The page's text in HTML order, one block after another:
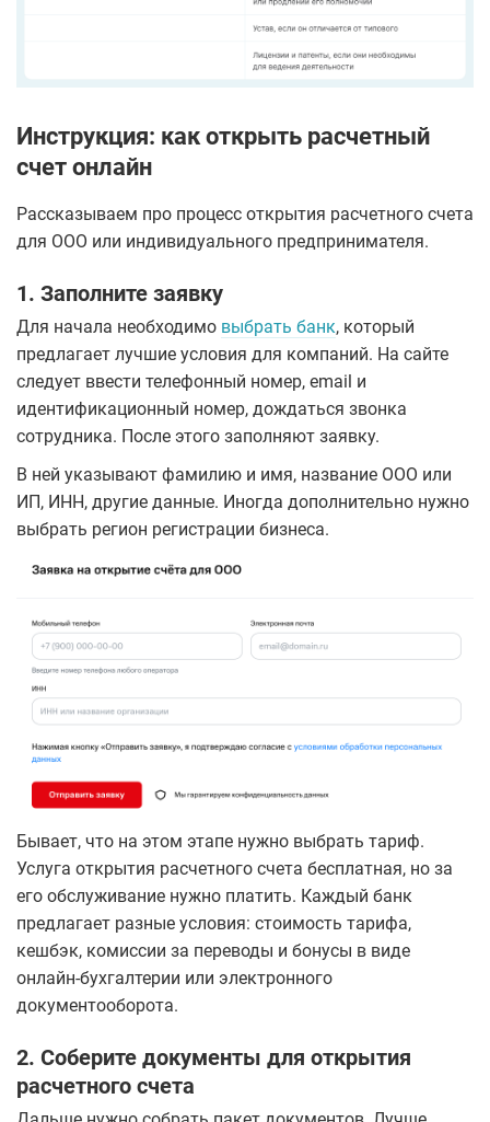
Инструкция: как открыть расчетный
счет онлайн
Рассказываем про процесс открытия расчетного счета
для ООО или индивидуального предпринимателя.
1. Заполните заявку
Для начала необходимо выбрать банк, который
предлагает лучшие условия для компаний. На сайте
следует ввести телефонный номер, email и
идентификационный номер, дождаться звонка
сотрудника. После этого заполняют заявку.
В ней указывают фамилию и имя, название ООО или
ИП, ИНН, другие данные. Иногда дополнительно нужно
выбрать регион регистрации бизнеса.
Бывает, что на этом этапе нужно выбрать тариф.
Услуга открытия расчетного счета бесплатная, но за
его обслуживание нужно платить. Каждый банк
предлагает разные условия: стоимость тарифа,
кешбэк, комиссии за переводы и бонусы в виде
онлайн-бухгалтерии или электронного
документооборота.
2. Соберите документы для открытия
расчетного счета